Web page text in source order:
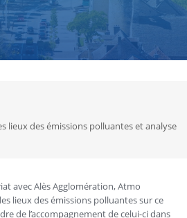
lieux des émissions polluantes et analyse
avec Alès Agglomération, Atmo
lieux des émissions polluantes sur ce
de l’accompagnement de celui-ci dans